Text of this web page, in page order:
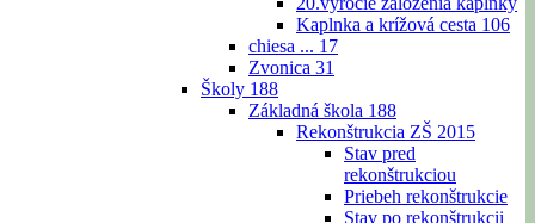
Kaplnka a krížová cesta 106
chiesa ... 17
Zvonica 31
Školy 188
Základná škola 188
Rekonštrukcia ZŠ 2015
Stav pred
rekonštrukciou
Priebeh rekonštrukcie
Stav po rekonštrukcii